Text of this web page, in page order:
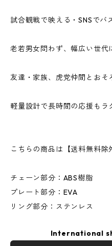
試合観戦で映える・SNSでバ
老若男女問わず、幅広い世代
友達・家族、虎党仲間とおそ
軽量設計で長時間の応援もラ
こちらの商品は【送料無料除
チェーン部分：ABS樹脂
プレート部分：EVA
リング部分：ステンレス
International